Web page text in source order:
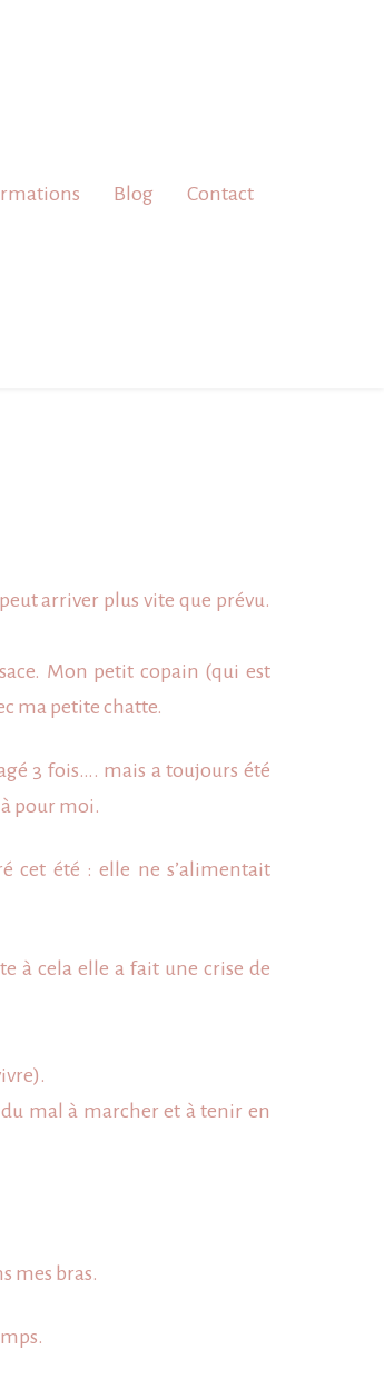
Blog Contact
arriver plus vite que prévu.
. Mon petit copain (qui est
ma petite chatte.
3 fois…. mais a toujours été
pour moi.
cet été : elle ne s’alimentait
à cela elle a fait une crise de
mal à marcher et à tenir en
mes bras.